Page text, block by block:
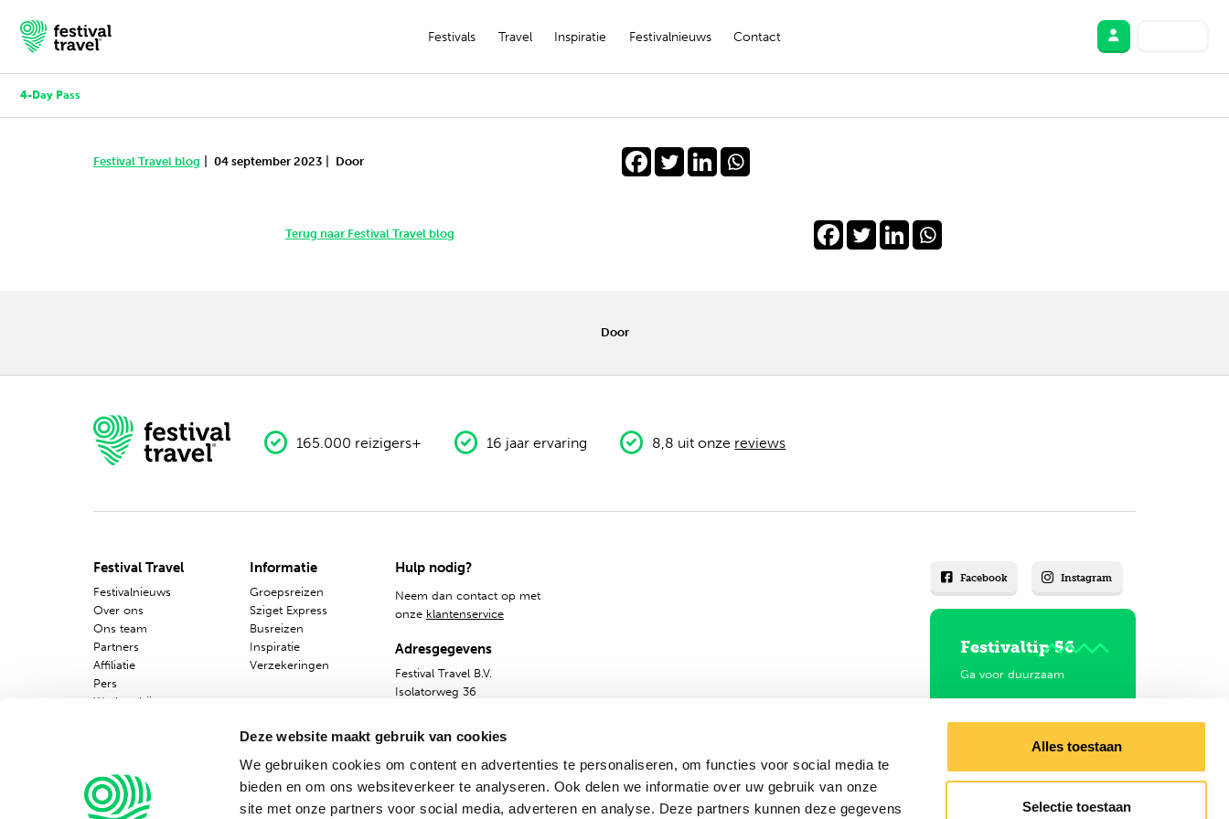
Deze website maakt gebruik van cookies
We gebruiken cookies om content en advertenties te personaliseren, om functies voor social media te
bieden en om ons websiteverkeer te analyseren. Ook delen we informatie over uw gebruik van onze
site met onze partners voor social media, adverteren en analyse. Deze partners kunnen deze gegevens
Alles toestaan
Selectie toestaan
Festivals Travel Inspiratie Festivalnieuws Contact
Festivals
Mijn account
4-Day Pass
Festival Travel blog | 04 september 2023 | Door
Terug naar Festival Travel blog
Door
165.000 reizigers+ 16 jaar ervaring 8,8 uit onze reviews
Festival Travel
Festivalnieuws
Over ons
Ons team
Partners
Affiliatie
Pers
Werken bij
Informatie
Groepsreizen
Sziget Express
Busreizen
Inspiratie
Verzekeringen
Hulp nodig?
Neem dan contact op met
onze klantenservice
Adresgegevens
Festival Travel B.V.
Isolatorweg 36
Facebook Instagram
Festivaltip 56
Ga voor duurzaam